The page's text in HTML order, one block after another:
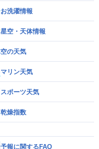
お洗濯情報
星空・天体情報
空の天気
マリン天気
スポーツ天気
乾燥指数
予報に関するFAQ